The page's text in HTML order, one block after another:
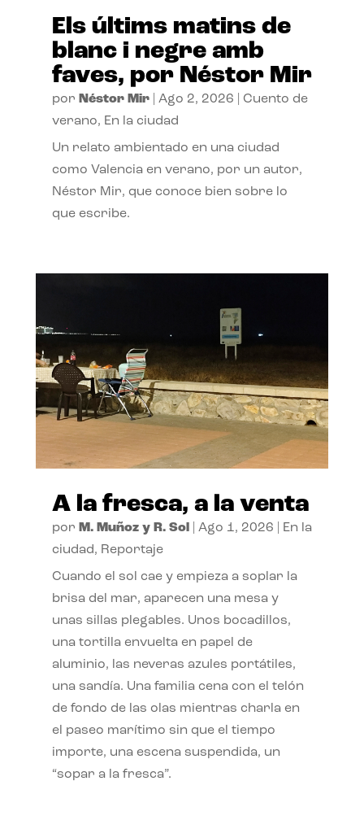
Els últims matins de
blanc i negre amb
faves, por Néstor Mir
por Néstor Mir| Ago 2, 2026
Cuento de
verano, En la ciudad
Un relato ambientado en una ciudad
como Valencia en verano, por un autor,
Néstor Mir, que conoce bien sobre lo
que escribe.
A la fresca, a la venta
por M. Muñoz y R. Sol| Ago 1, 2026
En la
ciudad, Reportaje
Cuando el sol cae y empieza a soplar la
brisa del mar, aparecen una mesa y
unas sillas plegables. Unos bocadillos,
una tortilla envuelta en papel de
aluminio, las neveras azules portátiles,
una sandía. Una familia cena con el telón
de fondo de las olas mientras charla en
el paseo marítimo sin que el tiempo
importe, una escena suspendida, un
“sopar a la fresca”.